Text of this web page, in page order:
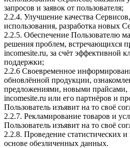
запросов и заявок от пользователя;
2.2.4. Улучшение качества
использования, разработка новых
2.2.5. Обеспечение Пользователю
решения проблем, встречающихся
incomesite.ru, за счёт эффективной
поддержки;
2.2.6 Своевременное
обновлённой продукции,
предложениями, новыми прайсами,
incomesite.ru или его партнёров и
Пользователь изъявит на то своё
2.2.7. Рекламирование товаров и
Пользователь изъявит на то своё
2.2.8. Проведение статистических
основе обезличенных данных.